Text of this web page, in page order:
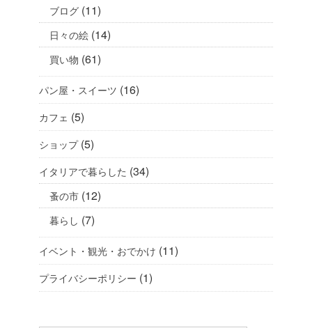
ブログ (11)
日々の絵 (14)
買い物 (61)
パン屋・スイーツ (16)
カフェ (5)
ショップ(5)
イタリアで暮らした (34)
蚤の市 (12)
暮らし (7)
イベント・観光・おでかけ (11)
プライバシーポリシー (1)